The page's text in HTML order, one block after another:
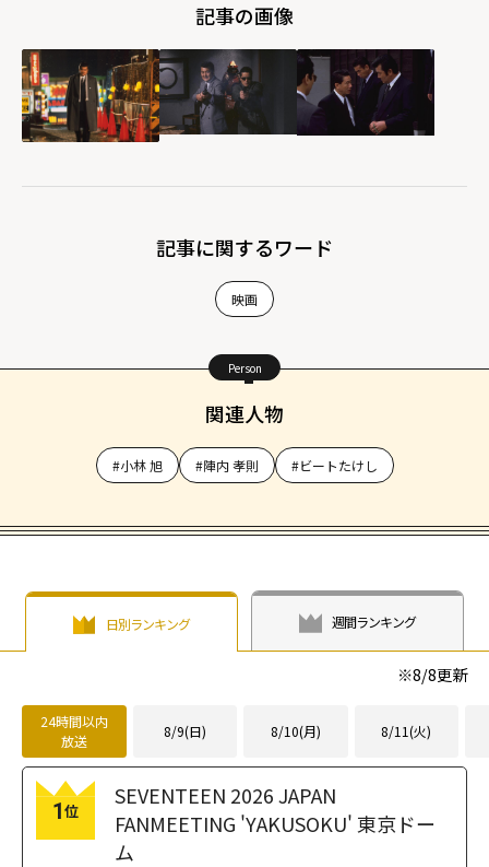
記事の画像
記事に関するワード
映画
Person
関連人物
#小林 旭 #陣内 孝則 #ビートたけし
日別ランキング 週間ランキング
※8/8更新
24時間以内
放送
8/9(日) 8/10(月) 8/11(火)
1位
SEVENTEEN 2026 JAPAN
FANMEETING 'YAKUSOKU' 東京ドー
ム